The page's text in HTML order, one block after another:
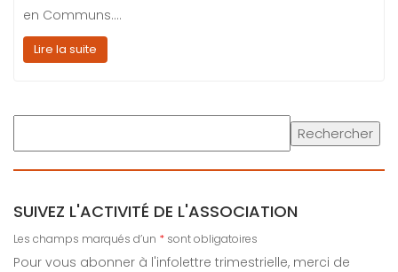
en Communs.…
Lire la suite
c
e
r
Rechercher
SUIVEZ L'ACTIVITÉ DE L'ASSOCIATION
Les champs marqués d’un * sont obligatoires
Pour vous abonner à l'infolettre trimestrielle, merci de